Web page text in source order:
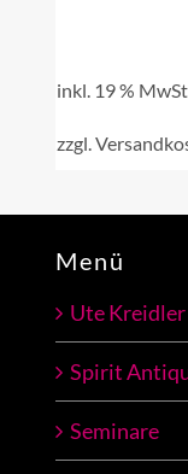
inkl. 19 %
zzgl.
Menü
Ute Kreidler
Spirit
Seminare